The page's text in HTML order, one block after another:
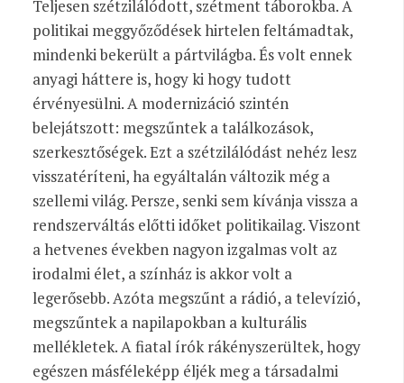
Teljesen szétzilálódott, szétment táborokba. A
politikai meggyőződések hirtelen feltámadtak,
mindenki bekerült a pártvilágba. És volt ennek
anyagi háttere is, hogy ki hogy tudott
érvényesülni. A modernizáció szintén
belejátszott: megszűntek a találkozások,
szerkesztőségek. Ezt a szétzilálódást nehéz lesz
visszatéríteni, ha egyáltalán változik még a
szellemi világ. Persze, senki sem kívánja vissza a
rendszerváltás előtti időket politikailag. Viszont
a hetvenes években nagyon izgalmas volt az
irodalmi élet, a színház is akkor volt a
legerősebb. Azóta megszűnt a rádió, a televízió,
megszűntek a napilapokban a kulturális
mellékletek. A fiatal írók rákényszerültek, hogy
egészen másféleképp éljék meg a társadalmi